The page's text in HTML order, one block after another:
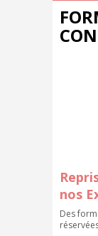
nos
Des